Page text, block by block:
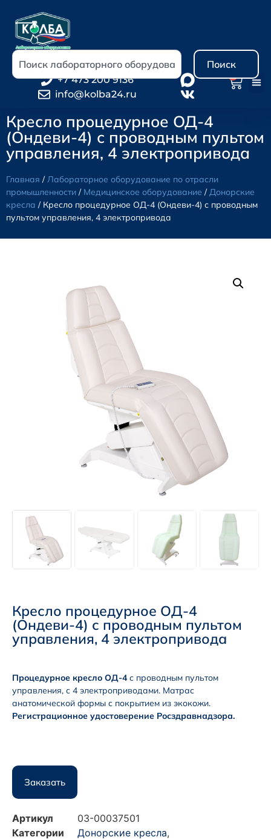
Поиск
+7 473 200 9136
info@kolba24.ru
Кресло процедурное ОД-4
(Ондеви-4) с проводным пультом
управления, 4 электропривода
Главная /Лабораторное оборудование по отрасли
промышленности / Медицинское оборудование /Донорские
кресла / Кресло процедурное ОД-4 (Ондеви-4) с проводным
пультом управления, 4 электропривода
Кресло процедурное ОД-4
(Ондеви-4) с проводным пультом
управления, 4 электропривода
Процедурное кресло ОД-4с проводным пультом
управления, с 4 электроприводами. Матрас
анатомической формы с покрытием из экокожи.
Регистрационное удостоверение Росздравнадзора.
Заказать
Артикул
03-00037501
Категории
Донорские кресла,